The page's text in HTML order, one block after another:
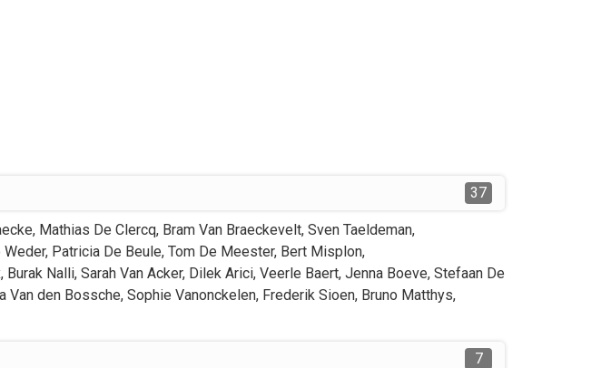
37
, Mathias De Clercq, Bram Van Braeckevelt, Sven Taeldeman,
Weder, Patricia De Beule, Tom De Meester, Bert Misplon,
, Burak Nalli, Sarah Van Acker, Dilek Arici, Veerle Baert, Jenna Boeve, Stefaan De
Van den Bossche, Sophie Vanonckelen, Frederik Sioen, Bruno Matthys,
7